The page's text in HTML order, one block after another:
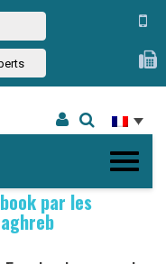
par les